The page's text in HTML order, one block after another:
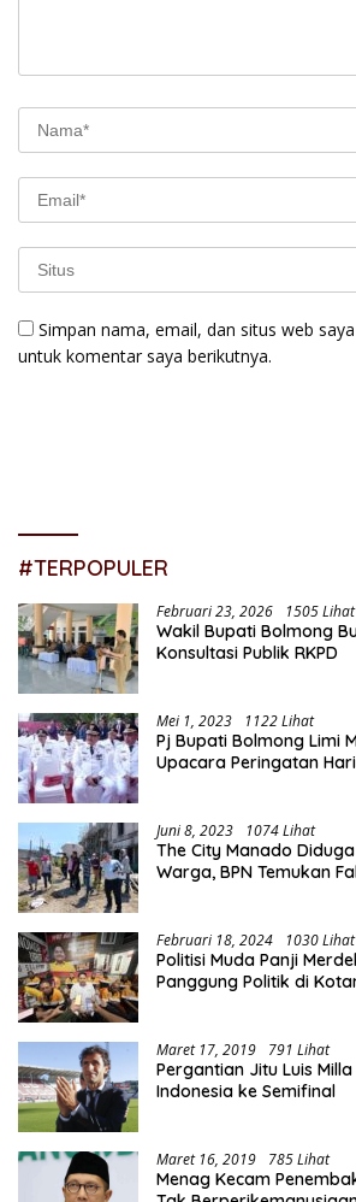
Simpan nama, email, dan situs web
untuk komentar saya berikutnya.
#TERPOPULER
Februari 23, 2026 1505 Lihat
Wakil Bupati Bolmong
Konsultasi Publik RKPD
Mei 1, 2023 1122 Lihat
Pj Bupati Bolmong Limi
Upacara Peringatan
Juni 8, 2023 1074 Lihat
The City Manado
Warga, BPN Temukan
Februari 18, 2024 1030 Lihat
Politisi Muda Panji
Panggung Politik di
Maret 17, 2019 791 Lihat
Pergantian Jitu Luis
Indonesia ke Semifinal
Maret 16, 2019 785 Lihat
Menag Kecam